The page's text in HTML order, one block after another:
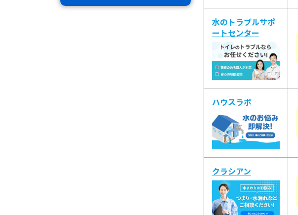
水のトラブルサポ
ートセンター
ハウスラボ
クラシアン